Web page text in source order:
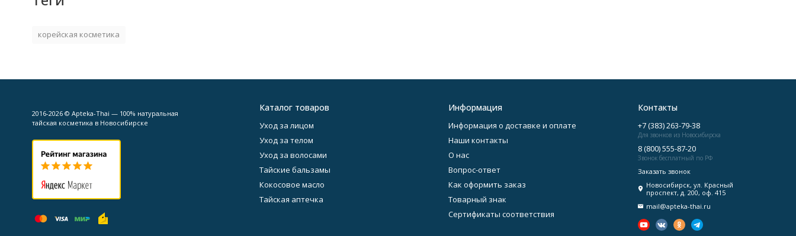
корейская косметика
2016-2026 © Apteka-Thai — 100% натуральная
тайская косметика в Новосибирске
Каталог товаров
Уход за лицом
Уход за телом
Уход за волосами
Тайские бальзамы
Кокосовое масло
Тайская аптечка
Информация
Информация о доставке и оплате
Наши контакты
О нас
Вопрос-ответ
Как оформить заказ
Товарный знак
Сертификаты соответствия
Контакты
+7 (383) 263-79-38
Для звонков из Новосибирска
8 (800) 555-87-20
Звонок бесплатный по РФ
Заказать звонок
Новосибирск, ул. Красный
проспект, д. 200, оф. 415
mail@apteka-thai.ru